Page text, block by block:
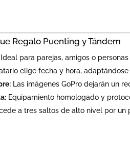
Regalo Puenting y Tándem
Ideal para parejas, amigos o
elige fecha y hora,
Las imágenes GoPro dejarán un
Equipamiento homologado y
a tres saltos de alto nivel por un